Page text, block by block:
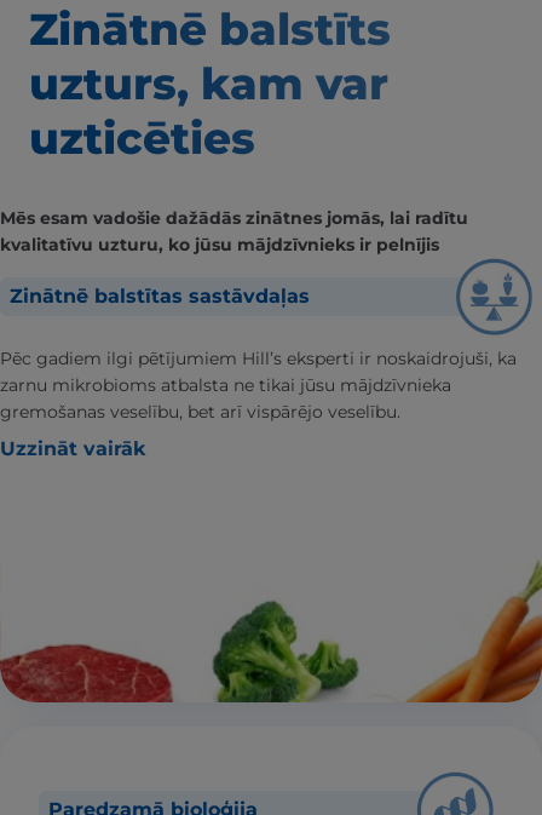
Zinātnē balstīts
uzturs, kam var
uzticēties
Mēs esam vadošie dažādās zinātnes jomās, lai radītu
kvalitatīvu uzturu, ko jūsu mājdzīvnieks ir pelnījis
Zinātnē balstītas sastāvdaļas
Pēc gadiem ilgi pētījumiem Hill’s eksperti ir noskaidrojuši, ka
zarnu mikrobioms atbalsta ne tikai jūsu mājdzīvnieka
gremošanas veselību, bet arī vispārējo veselību.
Uzzināt vairāk
Paredzamā bioloģija